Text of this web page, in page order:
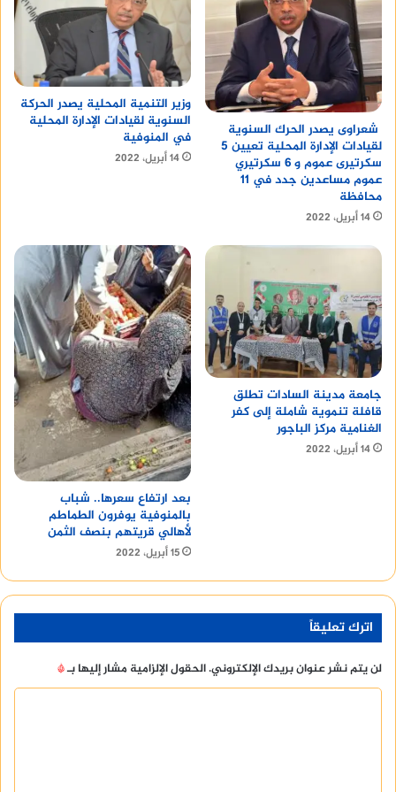
شعراوى يصدر الحرك السنوية
لقيادات الإدارة المحلية تعيين 5
سكرتيرى عموم و 6 سكرتيري
عموم مساعدين جدد في 11
محافظة
14 أبريل، 2022
وزير التنمية المحلية يصدر الحركة
السنوية لقيادات الإدارة المحلية
في المنوفية
14 أبريل، 2022
جامعة مدينة السادات تطلق
قافلة تنموية شاملة إلى كفر
الغنامية مركز الباجور
14 أبريل، 2022
بعد ارتفاع سعرها.. شباب
بالمنوفية يوفرون الطماطم
لأهالي قريتهم بنصف الثمن
15 أبريل، 2022
اترك تعليقاً
لن يتم نشر عنوان بريدك الإلكتروني.الحقول الإلزامية مشار إليها بـ*